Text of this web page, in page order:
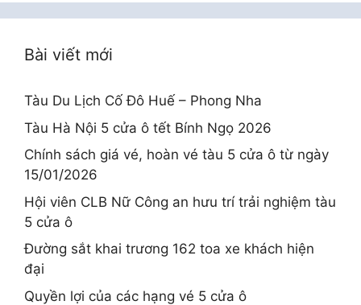
Bài viết mới
Tàu Du Lịch Cố Đô Huế – Phong Nha
Tàu Hà Nội 5 cửa ô tết Bính Ngọ 2026
Chính sách giá vé, hoàn vé tàu 5 cửa ô từ ngày
15/01/2026
Hội viên CLB Nữ Công an hưu trí trải nghiệm tàu
5 cửa ô
Đường sắt khai trương 162 toa xe khách hiện
đại
Quyền lợi của các hạng vé 5 cửa ô